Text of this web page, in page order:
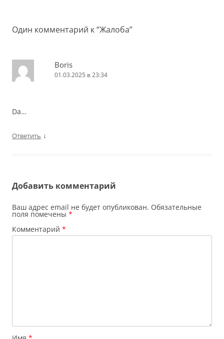
Один комментарий к “Жалоба”
Boris
01.03.2025 в 23:34
Da…
Ответить ↓
Добавить комментарий
Ваш адрес email не будет опубликован. Обязательные
поля помечены *
Комментарий *